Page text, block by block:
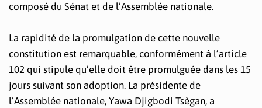
composé du Sénat et de l’Assemblée nationale.
La rapidité de la promulgation de cette nouvelle
constitution est remarquable, conformément à l’article
102 qui stipule qu’elle doit être promulguée dans les 15
jours suivant son adoption. La présidente de
l’Assemblée nationale, Yawa Djigbodi Tsègan, a